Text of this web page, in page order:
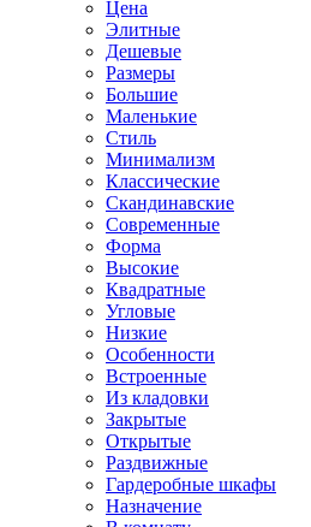
Цена
Элитные
Дешевые
Размеры
Большие
Маленькие
Стиль
Минимализм
Классические
Скандинавские
Современные
Форма
Высокие
Квадратные
Угловые
Низкие
Особенности
Встроенные
Из кладовки
Закрытые
Открытые
Раздвижные
Гардеробные шкафы
Назначение